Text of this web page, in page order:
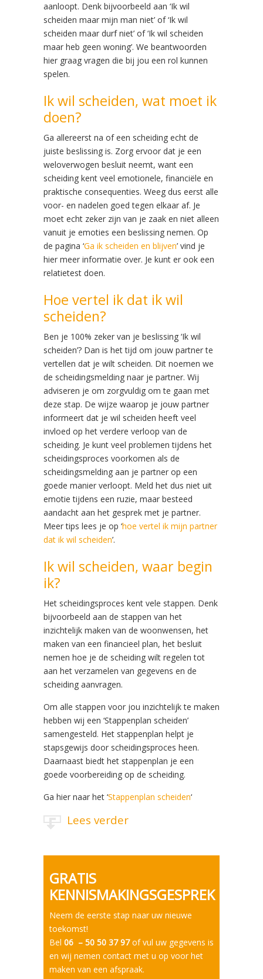
aanloopt. Denk bijvoorbeeld aan ‘Ik wil
scheiden maar mijn man niet’ of ‘Ik wil
scheiden maar durf niet’ of ‘Ik wil scheiden
maar heb geen woning’. We beantwoorden
hier graag vragen die bij jou een rol kunnen
spelen.
Ik wil scheiden, wat moet ik
doen?
Ga allereerst na of een scheiding echt de
juiste beslissing is. Zorg ervoor dat je een
weloverwogen besluit neemt, want een
scheiding kent veel emotionele, financiële en
praktische consequenties. Weeg dus eerst alle
voor- en nadelen goed tegen elkaar af. Je
moet echt zeker zijn van je zaak en niet alleen
vanuit je emoties een beslissing nemen. Op
de pagina ‘Ga ik scheiden en blijven’ vind je
hier meer informatie over. Je kunt er ook een
relatietest doen.
Hoe vertel ik dat ik wil
scheiden?
Ben je 100% zeker van je beslissing ‘Ik wil
scheiden’? Dan is het tijd om jouw partner te
vertellen dat je wilt scheiden. Dit noemen we
de scheidingsmelding naar je partner. Wij
adviseren je om zorgvuldig om te gaan met
deze stap. De wijze waarop je jouw partner
informeert dat je wil scheiden heeft veel
invloed op het verdere verloop van de
scheiding. Je kunt veel problemen tijdens het
scheidingsproces voorkomen als de
scheidingsmelding aan je partner op een
goede manier verloopt. Meld het dus niet uit
emotie tijdens een ruzie, maar besteed
aandacht aan het gesprek met je partner.
Meer tips lees je op ‘hoe vertel ik mijn partner
dat ik wil scheiden’.
Ik wil scheiden, waar begin
ik?
Het scheidingsproces kent vele stappen. Denk
bijvoorbeeld aan de stappen van het
inzichtelijk maken van de woonwensen, het
maken van een financieel plan, het besluit
nemen hoe je de scheiding wilt regelen tot
aan het verzamelen van gegevens en de
scheiding aanvragen.
Om alle stappen voor jou inzichtelijk te maken
hebben wij een ‘Stappenplan scheiden’
samengesteld. Het stappenplan helpt je
stapsgewijs door scheidingsproces heen.
Daarnaast biedt het stappenplan je een
goede voorbereiding op de scheiding.
Ga hier naar het ‘Stappenplan scheiden‘
Lees verder
GRATIS
KENNISMAKINGSGESPREK
Neem de eerste stap naar uw nieuwe
toekomst!
Bel 06 – 50 50 37 97of vul uw gegevens is
en wij nemen contact met u op voor het
maken van een afspraak.